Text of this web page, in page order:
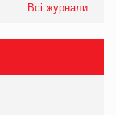
Всі журнали